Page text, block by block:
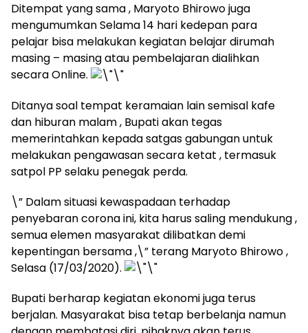
Ditempat yang sama , Maryoto Bhirowo juga
mengumumkan Selama 14 hari kedepan para
pelajar bisa melakukan kegiatan belajar dirumah
masing – masing atau pembelajaran dialihkan
secara Online.
Ditanya soal tempat keramaian lain semisal kafe
dan hiburan malam , Bupati akan tegas
memerintahkan kepada satgas gabungan untuk
melakukan pengawasan secara ketat , termasuk
satpol PP selaku penegak perda.
\” Dalam situasi kewaspadaan terhadap
penyebaran corona ini, kita harus saling mendukung ,
semua elemen masyarakat dilibatkan demi
kepentingan bersama ,\” terang Maryoto Bhirowo ,
Selasa (17/03/2020).
Bupati berharap kegiatan ekonomi juga terus
berjalan. Masyarakat bisa tetap berbelanja namun